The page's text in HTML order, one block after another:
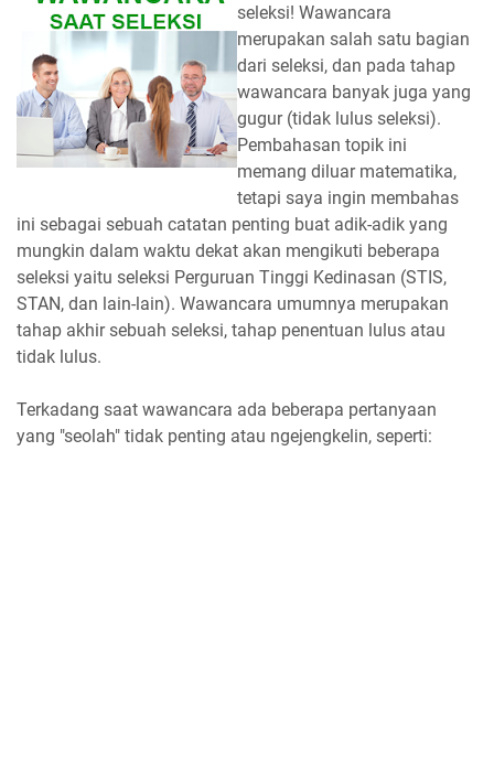
seleksi! Wawancara
merupakan salah satu bagian
dari seleksi, dan pada tahap
wawancara banyak juga yang
gugur (tidak lulus seleksi).
Pembahasan topik ini
memang diluar matematika,
tetapi saya ingin membahas
ini sebagai sebuah catatan penting buat adik-adik yang
mungkin dalam waktu dekat akan mengikuti beberapa
seleksi yaitu seleksi Perguruan Tinggi Kedinasan (STIS,
STAN, dan lain-lain). Wawancara umumnya merupakan
tahap akhir sebuah seleksi, tahap penentuan lulus atau
tidak lulus.
Terkadang saat wawancara ada beberapa pertanyaan
yang "seolah" tidak penting atau ngejengkelin, seperti: